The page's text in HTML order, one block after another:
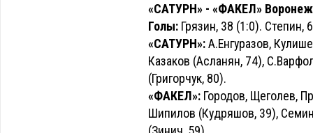
«САТУРН» - «ФАКЕЛ» Воронеж
Голы: Грязин, 38 (1:0). Степин,
«САТУРН»:А.Енгуразов,
Казаков (Асланян, 74),
(Григорчук, 80).
«ФАКЕЛ»: Городов, Щеголев,
Шипилов (Кудряшов, 39),